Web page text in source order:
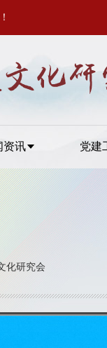
资讯 党建
化研究会